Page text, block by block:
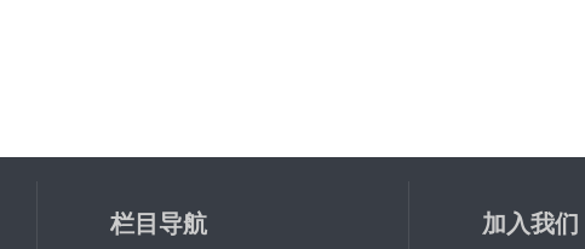
栏目导航 加入我们